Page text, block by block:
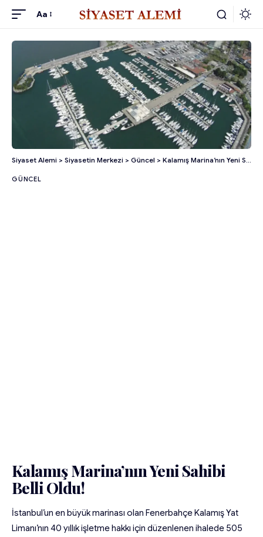
Aa
Siyaset Alemi > Siyasetin Merkezi > Güncel > Kalamış Marina’nın Yeni Sahibi Belli Oldu!
GÜNCEL
Kalamış Marina’nın Yeni Sahibi
Belli Oldu!
İstanbul’un en büyük marinası olan Fenerbahçe Kalamış Yat
Limanı’nın 40 yıllık işletme hakkı için düzenlenen ihalede 505